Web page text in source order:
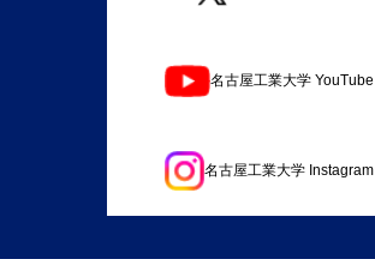
名古屋工業大学 YouTube
名古屋工業大学 Instagram